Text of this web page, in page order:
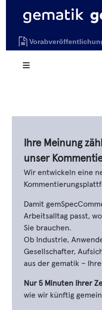
Ihre Meinung
unser
Wir entwickeln eine
Damit
Arbeitsalltag passt,
Sie brauchen.
Ob Industrie,
Gesellschafter,
aus der gematik –
Nur 5 Minuten Ihrer
wie wir künftig